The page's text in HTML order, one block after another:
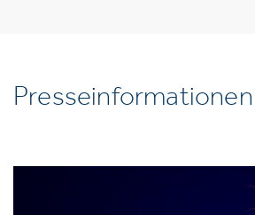
Presseinformationen